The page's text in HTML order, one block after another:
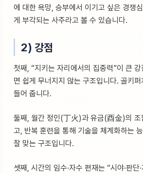
에 대한 욕망, 승부에서 이기고 싶은 경쟁
게 부각되는 사주라고 볼 수 있습니다.
2) 강점
첫째, “지키는 자리에서의 집중력”이 큰
면 쉽게 무너지지 않는 구조입니다. 골키
들어 줍니다.
둘째, 월간 정인(丁火)과 유금(酉金)의 조
고, 반복 훈련을 통해 기술을 체계화하는
잘 맞는 구조입니다.
셋째, 시간의 임수·자수 편재는 “시야·판